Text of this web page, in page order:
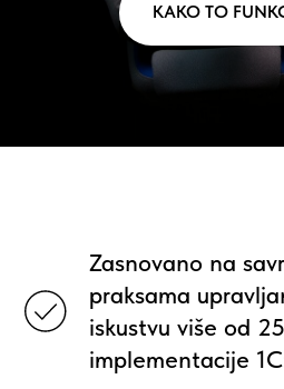
KAKO TO
Zasnovano na
praksama
iskustvu više od
implementacije